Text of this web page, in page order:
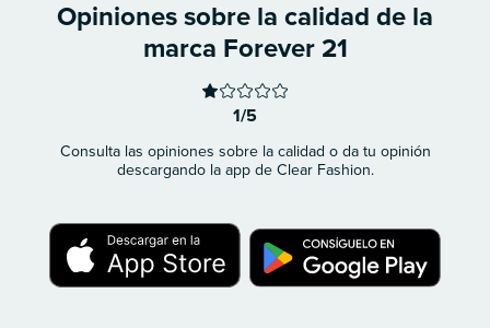
Opiniones sobre la calidad de la
marca Forever 21
1/5
Consulta las opiniones sobre la calidad o da tu opinión
descargando la app de Clear Fashion.